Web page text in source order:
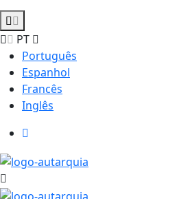
PT
Português
Espanhol
Francês
Inglês